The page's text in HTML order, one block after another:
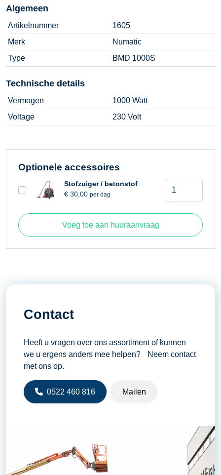
Algemeen
Artikelnummer
1605
Merk
Numatic
Type
BMD 1000S
Technische details
Vermogen
1000 Watt
Voltage
230 Volt
Optionele accessoires
Stofzuiger / betonstof
€30,00 per dag
Voeg toe aan huuraanvraag
Contact
Heeft u vragen over ons assortiment of kunnen
we u ergens anders mee helpen? Neem contact
met ons op.
0522 460 816 Mailen